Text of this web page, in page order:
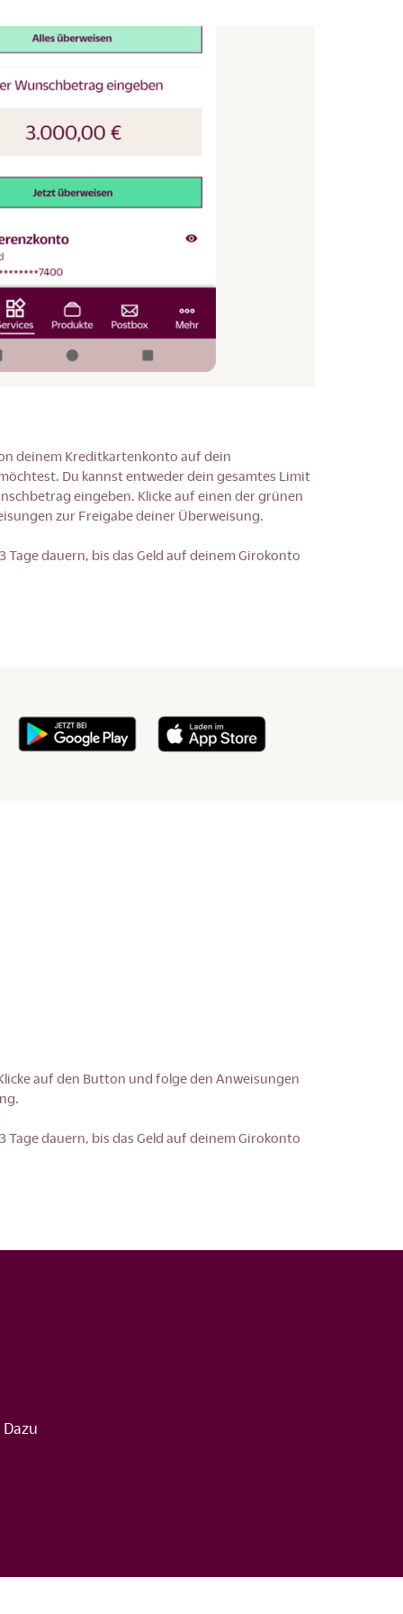
deinem Kreditkartenkonto auf dein
Du kannst entweder dein gesamtes Limit
eingeben. Klicke auf einen der grünen
zur Freigabe deiner Überweisung.
Tage dauern, bis das Geld auf deinem Girokonto
auf den Button und folge den Anweisungen
Tage dauern, bis das Geld auf deinem Girokonto